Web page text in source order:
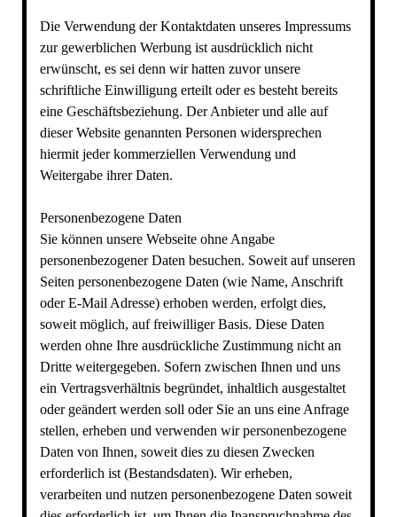
Die Verwendung der Kontaktdaten unseres Impressums
zur gewerblichen Werbung ist ausdrücklich nicht
erwünscht, es sei denn wir hatten zuvor unsere
schriftliche Einwilligung erteilt oder es besteht bereits
eine Geschäftsbeziehung. Der Anbieter und alle auf
dieser Website genannten Personen widersprechen
hiermit jeder kommerziellen Verwendung und
Weitergabe ihrer Daten.
Personenbezogene Daten
Sie können unsere Webseite ohne Angabe
personenbezogener Daten besuchen. Soweit auf unseren
Seiten personenbezogene Daten (wie Name, Anschrift
oder E-Mail Adresse) erhoben werden, erfolgt dies,
soweit möglich, auf freiwilliger Basis. Diese Daten
werden ohne Ihre ausdrückliche Zustimmung nicht an
Dritte weitergegeben. Sofern zwischen Ihnen und uns
ein Vertragsverhältnis begründet, inhaltlich ausgestaltet
oder geändert werden soll oder Sie an uns eine Anfrage
stellen, erheben und verwenden wir personenbezogene
Daten von Ihnen, soweit dies zu diesen Zwecken
erforderlich ist (Bestandsdaten). Wir erheben,
verarbeiten und nutzen personenbezogene Daten soweit